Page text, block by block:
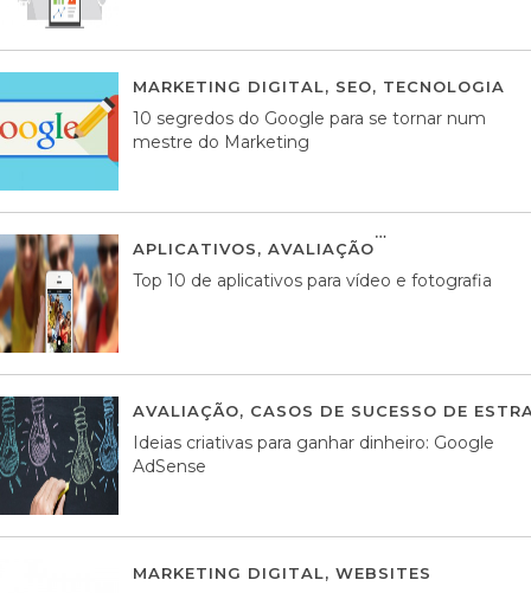
MARKETING DIGITAL, SEO, TECNOLOGIA
10 segredos do Google para se tornar num
mestre do Marketing
APLICATIVOS, AVALIAÇÃO
Top 10 de aplicativos para vídeo e fotografia
AVALIAÇÃO, CASOS DE SUCESSO DE
Ideias criativas para ganhar dinheiro: Google
AdSense
MARKETING DIGITAL, WEBSITES